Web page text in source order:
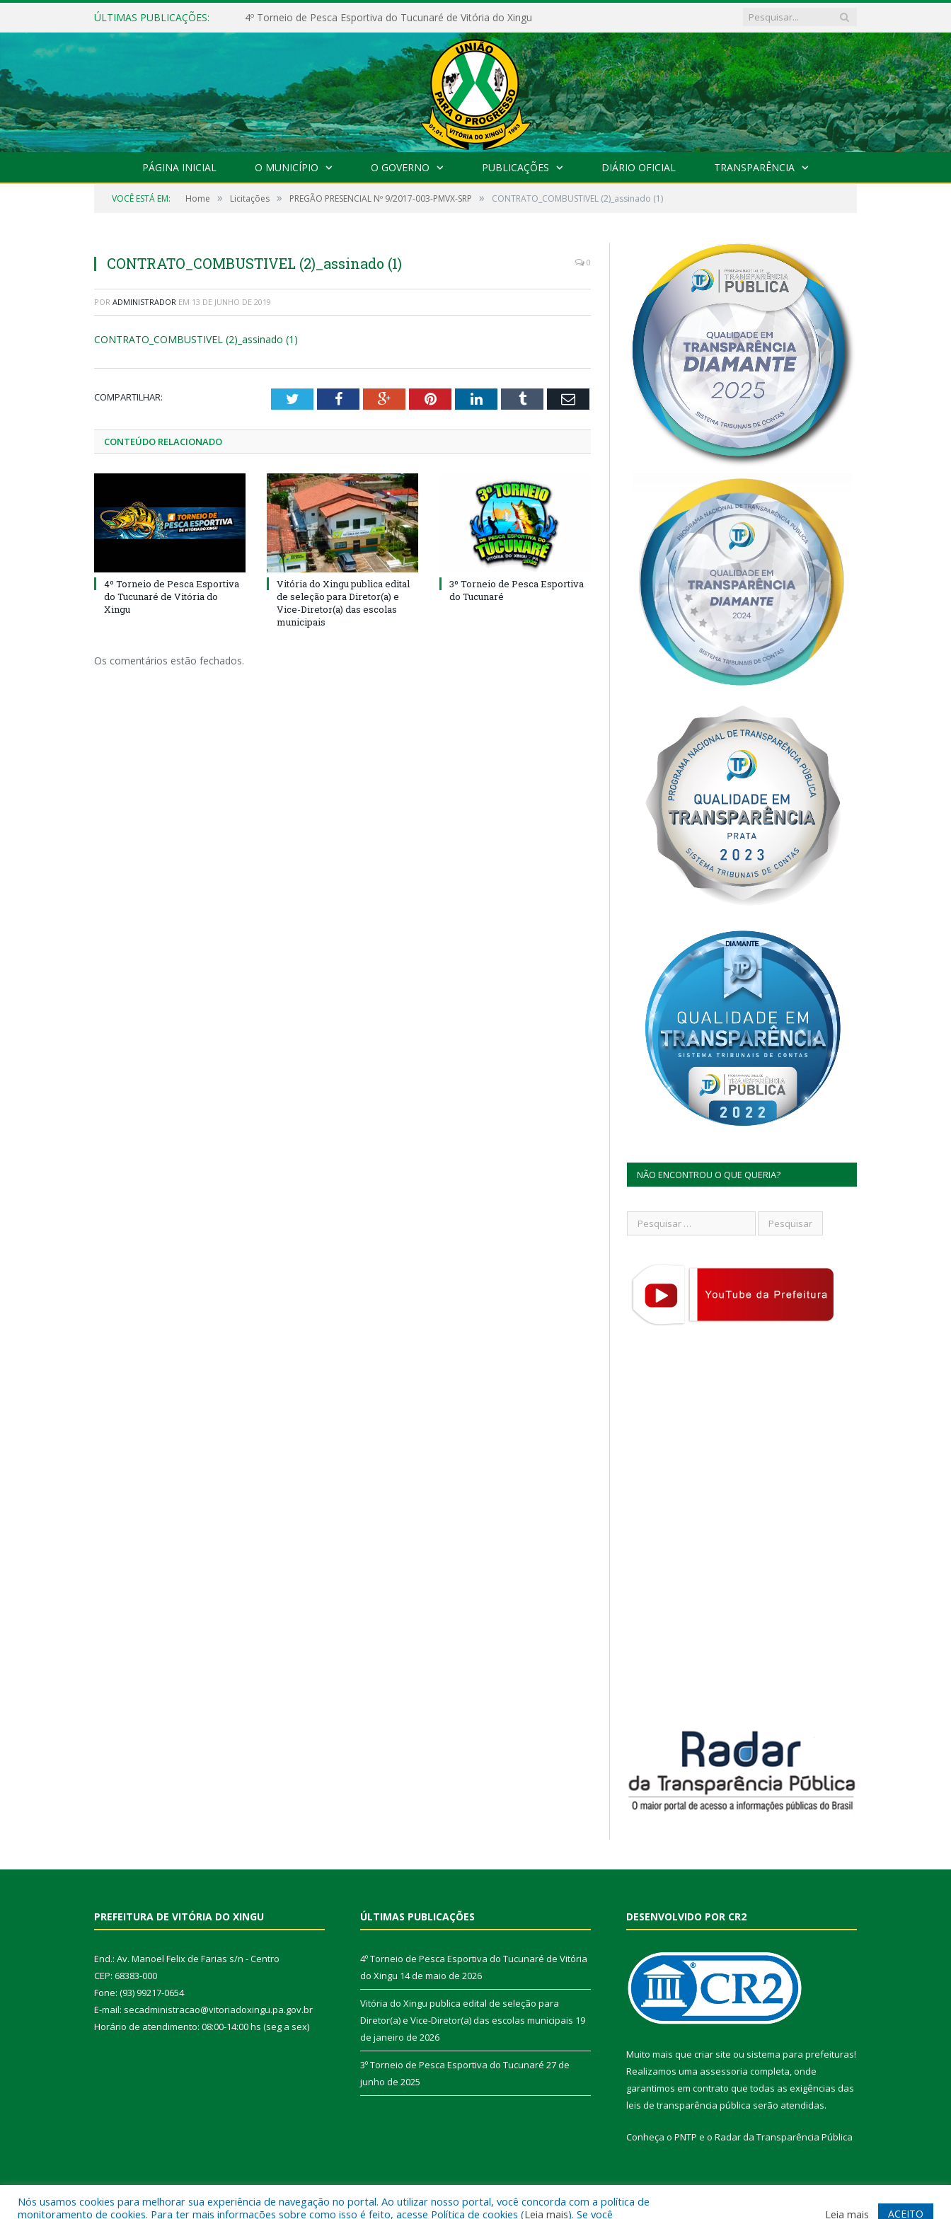
ÚLTIMAS PUBLICAÇÕES: 4º Torneio de Pesca Esportiva do Tucunaré de Vitória do Xingu
PÁGINA INICIAL O MUNICÍPIO O GOVERNO PUBLICAÇÕES DIÁRIO OFICIAL TRANSPARÊNCIA
VOCÊ ESTÁ EM: Home » Licitações » PREGÃO PRESENCIAL Nº 9/2017-003-PMVX-SRP » CONTRATO_COMBUSTIVEL (2)_assinado (1)
CONTRATO_COMBUSTIVEL (2)_assinado (1) 0
POR ADMINISTRADOR EM 13 DE JUNHO DE 2019
CONTRATO_COMBUSTIVEL (2)_assinado (1)
COMPARTILHAR: TwitterFacebookGoogle+PinterestLinkedInTumblr Email
CONTEÚDO RELACIONADO
4º Torneio de Pesca Esportiva
do Tucunaré de Vitória do
Xingu
Vitória do Xingu publica edital
de seleção para Diretor(a) e
Vice-Diretor(a) das escolas
municipais
3º Torneio de Pesca Esportiva
do Tucunaré
Os comentários estão fechados.
NÃO ENCONTROU O QUE QUERIA?
PREFEITURA DE VITÓRIA DO XINGU
End.: Av. Manoel Felix de Farias s/n - Centro
CEP: 68383-000
Fone: (93) 99217-0654
E-mail: secadministracao@vitoriadoxingu.pa.gov.br
Horário de atendimento: 08:00-14:00 hs (seg a sex)
ÚLTIMAS PUBLICAÇÕES
4º Torneio de Pesca Esportiva do Tucunaré de Vitória
do Xingu 14 de maio de 2026
Vitória do Xingu publica edital de seleção para
Diretor(a) e Vice-Diretor(a) das escolas municipais 19
de janeiro de 2026
3º Torneio de Pesca Esportiva do Tucunaré 27 de
junho de 2025
DESENVOLVIDO POR CR2
Muito mais que criar site ou sistema para prefeituras!
Realizamos uma assessoria completa, onde
garantimos em contrato que todas as exigências das
leis de transparência pública serão atendidas.
Conheça o PNTP e o Radar da Transparência Pública
Todos os direitos reservados a Prefeitura Municipal de Vitória do Xingu. Mapa do Site Acessar Webmail
Nós usamos cookies para melhorar sua experiência de navegação no portal. Ao utilizar nosso portal, você concorda com a política de
monitoramento de cookies. Para ter mais informações sobre como isso é feito, acesse Política de cookies (Leia mais). Se você Leia mais ACEITO